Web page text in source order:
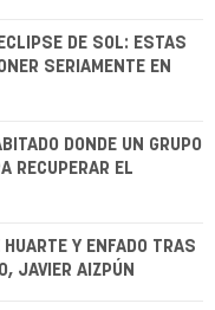
DE SOL: ESTAS
SERIAMENTE EN
DONDE UN GRUPO
RECUPERAR EL
Y ENFADO TRAS
JAVIER AIZPÚN